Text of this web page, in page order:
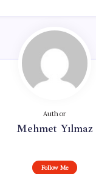
Author
Mehmet Yılmaz
Follow Me